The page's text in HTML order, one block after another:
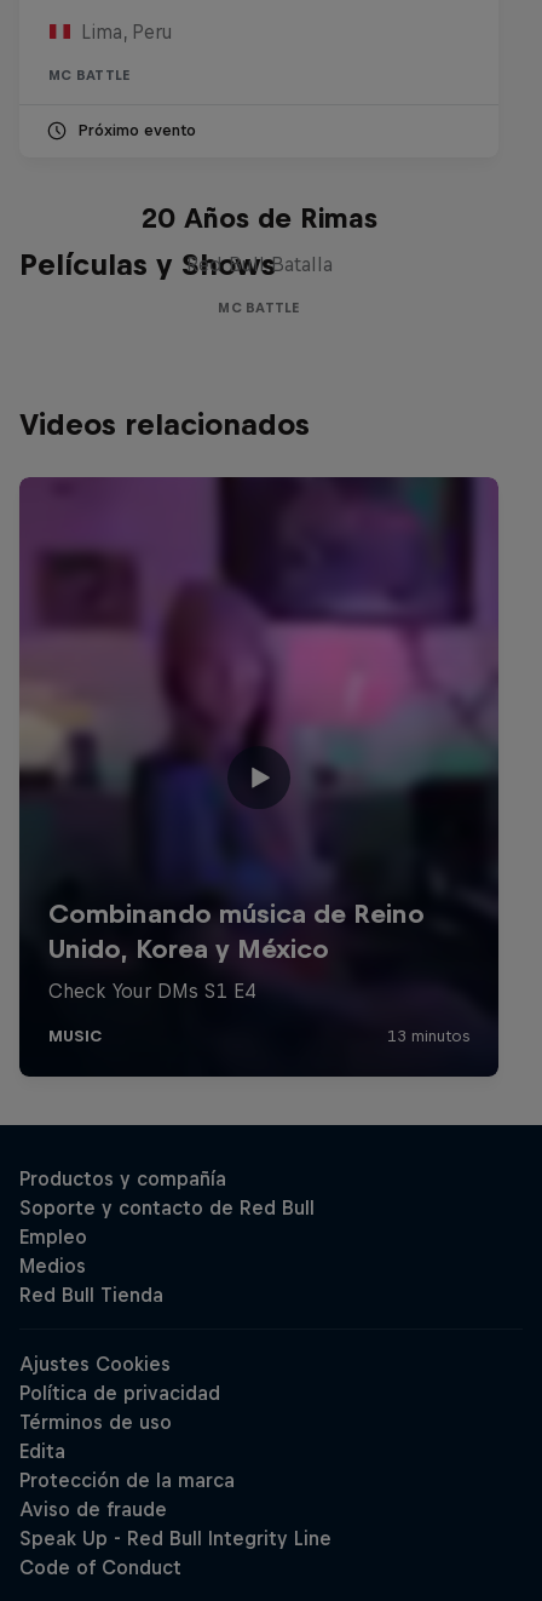
Lima, Peru
MC BATTLE
Próximo evento
Películas y Shows
20 Años de Rimas
Red Bull Batalla
MC BATTLE
Videos relacionados